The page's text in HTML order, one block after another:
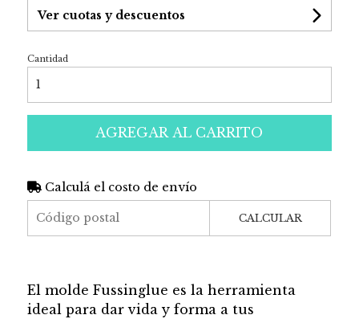
Ver cuotas y descuentos
Cantidad
AGREGAR AL CARRITO
Calculá el costo de envío
CALCULAR
El molde Fussinglue es la herramienta
ideal para dar vida y forma a tus